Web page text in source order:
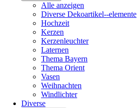
Alle anzeigen
Diverse Dekoartikel--elemente
Hochzeit
Kerzen
Kerzenleuchter
Laternen
Thema Bayern
Thema Orient
Vasen
Weihnachten
Windlichter
Diverse